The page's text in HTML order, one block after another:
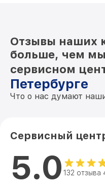
Отзывы наших
больше, чем
сервисном
Петербурге
Что о нас думают
Сервисный
5.0 132 отзыва